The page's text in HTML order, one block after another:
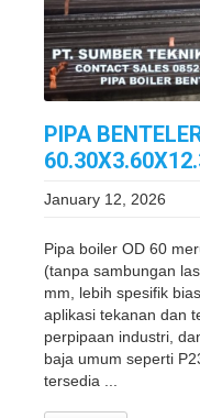
PIPA
January 12, 2026
Pipa boiler OD 60
(tanpa sambungan
mm, lebih spesifik
aplikasi tekanan dan
perpipaan industri,
baja umum seperti
tersedia ...